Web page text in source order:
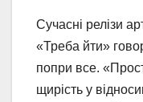
Сучасні релізи
«Треба йти»
попри все.
щирість у